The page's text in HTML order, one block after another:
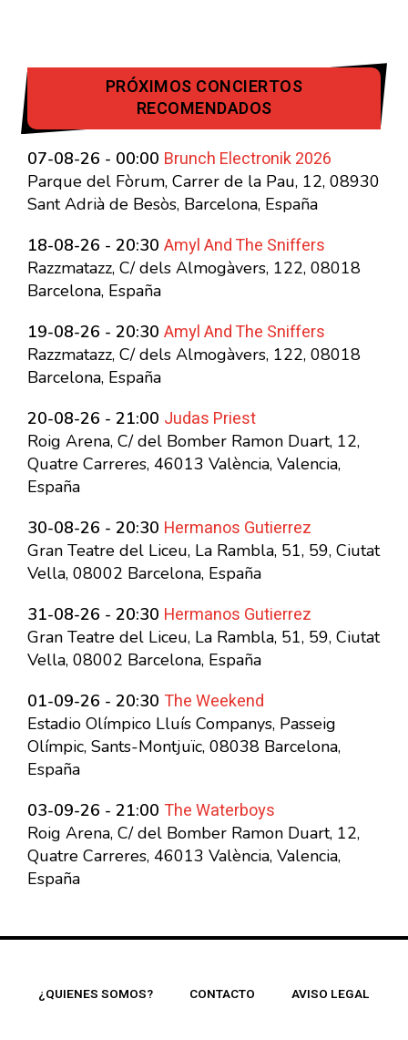
PRÓXIMOS CONCIERTOS
RECOMENDADOS
07-08-26 - 00:00 Brunch Electronik 2026
Parque del Fòrum, Carrer de la Pau, 12, 08930
Sant Adrià de Besòs, Barcelona, España
18-08-26 - 20:30 Amyl And The Sniffers
Razzmatazz, C/ dels Almogàvers, 122, 08018
Barcelona, España
19-08-26 - 20:30 Amyl And The Sniffers
Razzmatazz, C/ dels Almogàvers, 122, 08018
Barcelona, España
20-08-26 - 21:00 Judas Priest
Roig Arena, C/ del Bomber Ramon Duart, 12,
Quatre Carreres, 46013 València, Valencia,
España
30-08-26 - 20:30 Hermanos Gutierrez
Gran Teatre del Liceu, La Rambla, 51, 59, Ciutat
Vella, 08002 Barcelona, España
31-08-26 - 20:30 Hermanos Gutierrez
Gran Teatre del Liceu, La Rambla, 51, 59, Ciutat
Vella, 08002 Barcelona, España
01-09-26 - 20:30 The Weekend
Estadio Olímpico Lluís Companys, Passeig
Olímpic, Sants-Montjuïc, 08038 Barcelona,
España
03-09-26 - 21:00 The Waterboys
Roig Arena, C/ del Bomber Ramon Duart, 12,
Quatre Carreres, 46013 València, Valencia,
España
¿QUIENES SOMOS? CONTACTO AVISO LEGAL